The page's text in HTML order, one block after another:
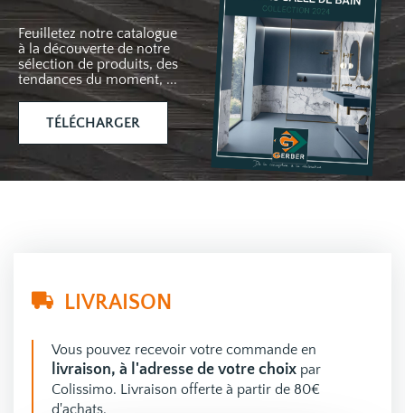
Feuilletez notre catalogue
à la découverte de notre
sélection de produits, des
tendances du moment, ...
TÉLÉCHARGER
LIVRAISON
Vous pouvez recevoir votre commande en
livraison, à l'adresse de votre choix par
Colissimo. Livraison offerte à partir de 80€
d'achats.